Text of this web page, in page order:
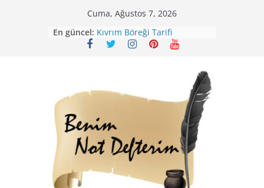
Cuma, Ağustos 7, 2026
En güncel: Kıvrım Böreği Tarifi
Karabuğday Pilavı Tarifi